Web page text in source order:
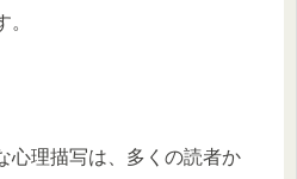
心理描写は、多くの読者か